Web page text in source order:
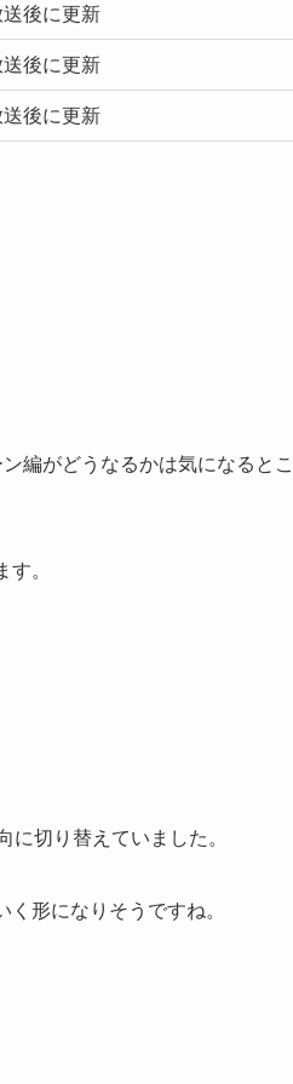
送後に更新
送後に更新
送後に更新
編がどうなるかは気になるとこ
。
切り替えていました。
形になりそうですね。